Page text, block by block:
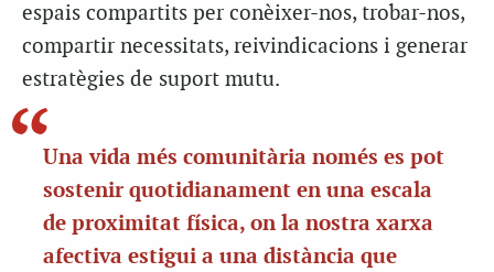
espais compartits per conèixer-nos, trobar-nos,
compartir necessitats, reivindicacions i generar
estratègies de suport mutu.
Una vida més comunitària només es pot
sostenir quotidianament en una escala
de proximitat física, on la nostra xarxa
afectiva estigui a una distància que